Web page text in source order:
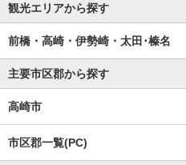
観光エリアから探す
前橋・高崎・伊勢崎・太田･榛名
主要市区郡から探す
高崎市
市区郡一覧(PC)